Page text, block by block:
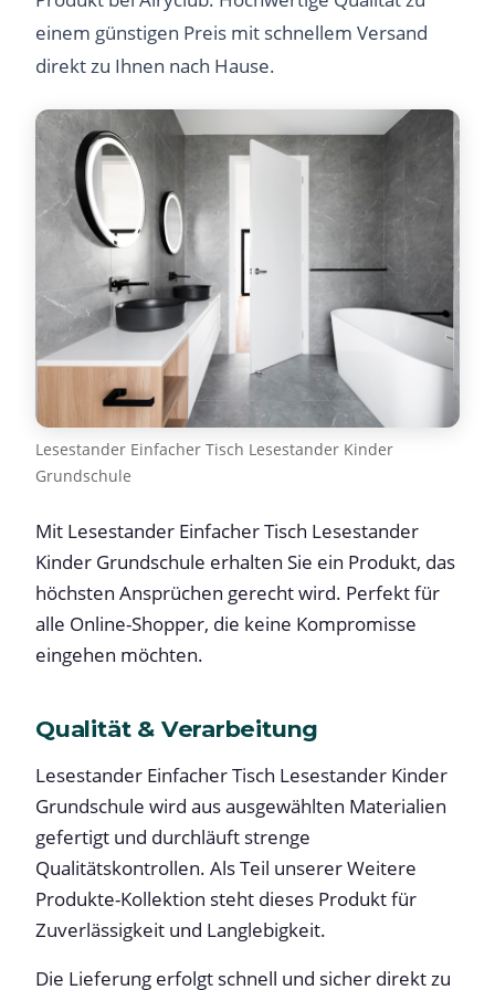
einem günstigen Preis mit schnellem Versand
direkt zu Ihnen nach Hause.
Lesestander Einfacher Tisch Lesestander Kinder
Grundschule
Mit Lesestander Einfacher Tisch Lesestander
Kinder Grundschule erhalten Sie ein Produkt, das
höchsten Ansprüchen gerecht wird. Perfekt für
alle Online-Shopper, die keine Kompromisse
eingehen möchten.
Qualität & Verarbeitung
Lesestander Einfacher Tisch Lesestander Kinder
Grundschule wird aus ausgewählten Materialien
gefertigt und durchläuft strenge
Qualitätskontrollen. Als Teil unserer Weitere
Produkte-Kollektion steht dieses Produkt für
Zuverlässigkeit und Langlebigkeit.
Die Lieferung erfolgt schnell und sicher direkt zu